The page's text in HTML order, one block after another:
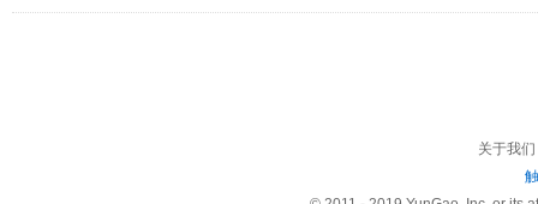
关于我们